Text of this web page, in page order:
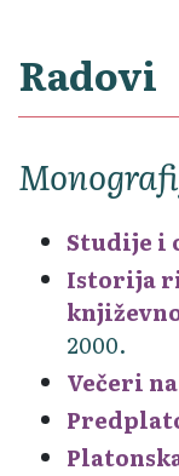
Radovi
Studije i
Istorija
2000.
Večeri